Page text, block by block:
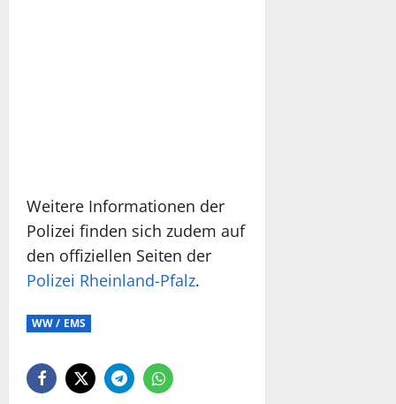
Weitere Informationen der
Polizei finden sich zudem auf
den offiziellen Seiten der
Polizei Rheinland-Pfalz.
WW / EMS